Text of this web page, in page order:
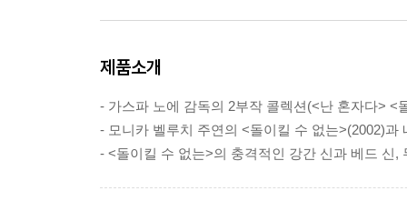
제품소개
- 가스파 노에 감독의 2부작 콜렉션(<난 혼자다> <
- 모니카 벨루치 주연의 <돌이킬 수 없는>(2002)과
- <돌이킬 수 없는>의 충격적인 강간 신과 베드 신,